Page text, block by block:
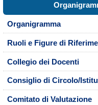
Organigramma
Ruoli e Figure di
Collegio dei Docenti
Consiglio di Circolo/
Comitato di Valutazione